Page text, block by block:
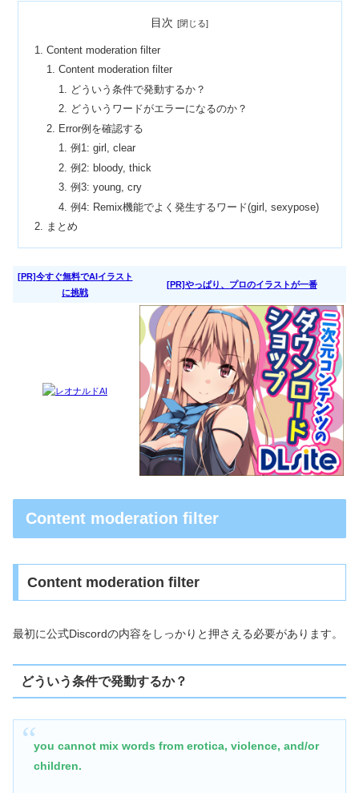
目次
Content moderation filter
Content moderation filter
どういう条件で発動するか？
どういうワードがエラーになるのか？
Error例を確認する
例1: girl, clear
例2: bloody, thick
例3: young, cry
例4: Remix機能でよく発生するワード(girl, sexypose)
まとめ
[PR]今すぐ無料でAIイラスト
に挑戦
[PR]やっぱり、プロのイラストが一番
Content moderation filter
Content moderation filter
最初に公式Discordの内容をしっかりと押さえる必要があります。
どういう条件で発動するか？
you cannot mix words from erotica, violence, and/or
children.